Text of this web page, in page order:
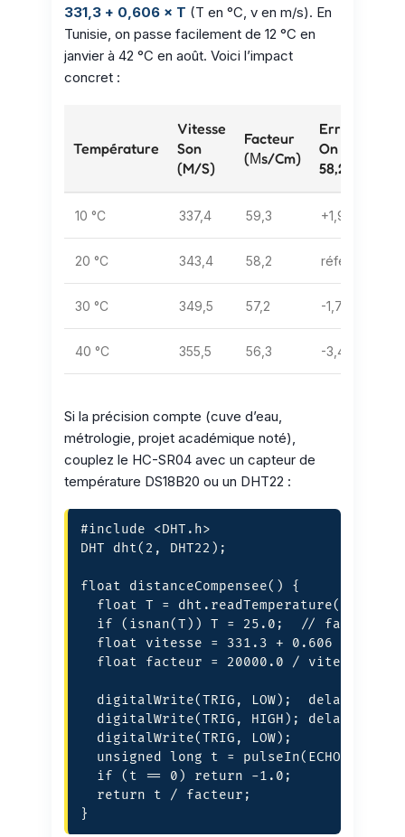
331,3 + 0,606 × T (T en °C, v en m/s). En
Tunisie, on passe facilement de 12 °C en
janvier à 42 °C en août. Voici l’impact
concret :
Température
Vitesse
Son
(m/s)
Facteur
(µs/cm)
Erreur Si
On Garde
58,2
10 °C 337,4 59,3 +1,9 %
20 °C 343,4 58,2 référence
30 °C 349,5 57,2 -1,7 %
40 °C 355,5 56,3 -3,4 %
Si la précision compte (cuve d’eau,
métrologie, projet académique noté),
couplez le HC-SR04 avec un capteur de
température DS18B20 ou un DHT22 :
#include <DHT.h>
DHT dht(2, DHT22);
float distanceCompensee() {
  float T = dht.readTemperature();
  if (isnan(T)) T = 25.0;  // fallback
float vitesse = 331.3 + 0.606 * T;
float facteur = 20000.0 / vitesse;
digitalWrite(TRIG, LOW);
digitalWrite(TRIG, HIGH);
  digitalWrite(TRIG, LOW);
unsigned long t = pulseIn(ECHO, HIGH,
  if (t == 0) return -1.0;
  return t / facteur;
}